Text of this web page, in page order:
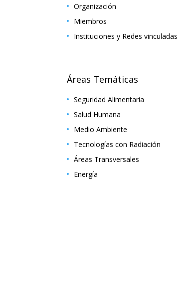
Organización
Miembros
Instituciones y Redes vinculadas
Áreas Temáticas
Seguridad Alimentaria
Salud Humana
Medio Ambiente
Tecnologías con Radiación
Áreas Transversales
Energía